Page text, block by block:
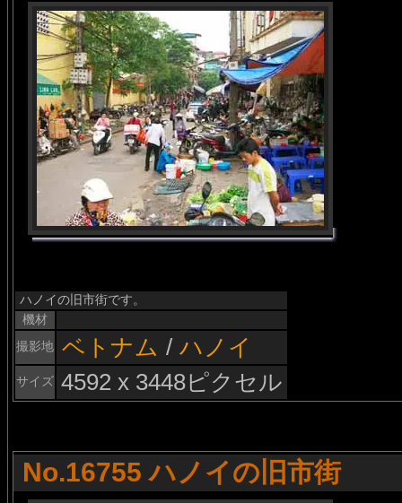
ハノイの旧市街です。
機材
撮影地 ベトナム / ハノイ
サイズ 4592 x 3448ピクセル
No.16755 ハノイの旧市街